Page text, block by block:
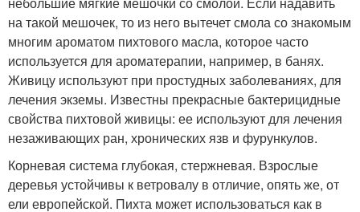
на такой мешочек, то из него вытечет смола со знакомым
многим ароматом пихтового масла, которое часто
используется для ароматерапии, например, в банях.
Живицу используют при простудных заболеваниях, для
лечения экземы. Известны прекрасные бактерицидные
свойства пихтовой живицы: ее используют для лечения
незаживающих ран, хронических язв и фурункулов.
Корневая система глубокая, стержневая. Взрослые
деревья устойчивы к ветровалу в отличие, опять же, от
ели европейской. Пихта может использоваться как в